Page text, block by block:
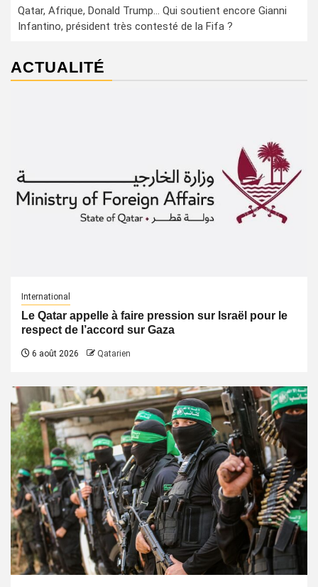
Qatar, Afrique, Donald Trump… Qui soutient encore Gianni
Infantino, président très contesté de la Fifa ?
ACTUALITÉ
International
Le Qatar appelle à faire pression sur Israël pour le
respect de l’accord sur Gaza
6 août 2026 Qatarien